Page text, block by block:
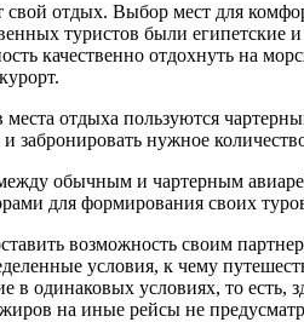
отдых. Выбор мест для
туристов были египетские
качественно отдохнуть на
места отдыха пользуются
нужное
обычным и чартерным
для формирования своих
возможность своим
условия, к чему
одинаковых условиях, то есть,
на иные рейсы не